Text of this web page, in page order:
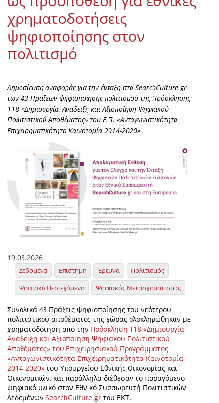
χρηματοδοτήσεις
ψηφιοποίησης στον
πολιτισμό
Δημοσίευση αναφοράς για την ένταξη στο SearchCulture.gr
των 43 Πράξεων ψηφιοποίησης πολιτισμού της Πρόσκλησης
118 «Δημιουργία, Aνάδειξη και Aξιοποίηση Ψηφιακού
Πολιτιστικού Αποθέματος» του Ε.Π. «Ανταγωνιστικότητα
Επιχειρηματικότητα Καινοτομία 2014-2020»
19.03.2026
Δεδομένα Επιστήμη Έρευνα
Πολιτισμός
Ψηφιακό Περιεχόμενο
Ψηφιακός Μετασχηματισμός
Συνολικά 43 Πράξεις ψηφιοποίησης του νεότερου
πολιτιστικού αποθέματος της χώρας ολοκληρώθηκαν με
χρηματοδότηση από την Πρόσκληση 118 «Δημιουργία,
Aνάδειξη και Aξιοποίηση Ψηφιακού Πολιτιστικού
Αποθέματος» του Επιχειρησιακού Προγράμματος
«Ανταγωνιστικότητα Επιχειρηματικότητα Καινοτομία
2014-2020» του Υπουργείου Εθνικής Οικονομίας και
Οικονομικών, και παράλληλα διέθεσαν το παραγόμενο
ψηφιακό υλικό στον Εθνικό Συσσωρευτή Πολιτιστικών
Δεδομένων SearchCulture.gr του ΕΚΤ.